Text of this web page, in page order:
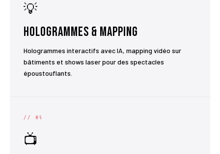
💡
Hologrammes & Mapping
Hologrammes interactifs avec IA, mapping vidéo sur
bâtiments et shows laser pour des spectacles
époustouflants.
// 05
📺